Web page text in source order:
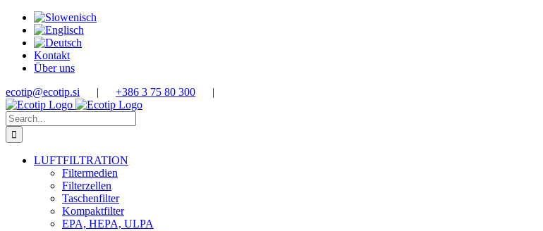
Skip
content
Kontakt
Über uns
ecotip@ecotip.si | +386 3 75 80 300 |
Search
for:
LUFTFILTRATION
Filtermedien
Filterzellen
Taschenfilter
Kompaktfilter
EPA, HEPA, ULPA